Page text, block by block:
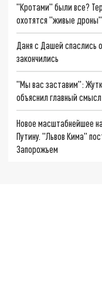
"Кротами" были все?
охотятся "живые дроны"
Даня с Дашей спаслись
закончились
"Мы вас заставим":
объяснил главный
Новое масштабнейшее
Путину. "Львов Кима"
Запорожьем